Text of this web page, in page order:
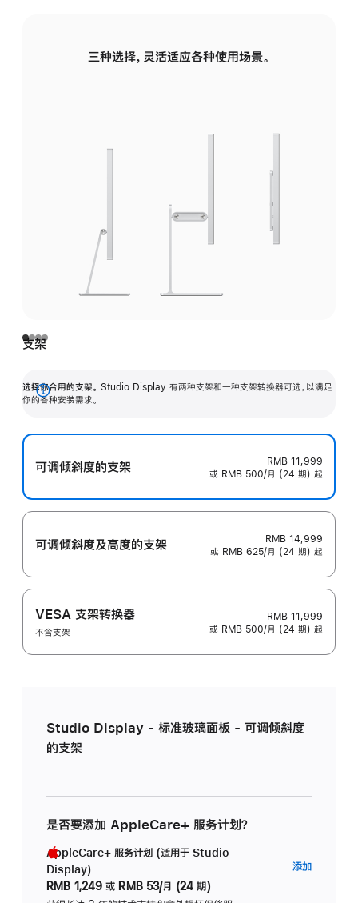
三种选择，灵活适应各种使用场景。
支架
选择你合用的支架。 Studio Display 有两种支架和一种支架转换器可选，以满足
你的各种安装需求。
展
可调倾斜度的支架
RMB 11,999
或 RMB 500/月 (24 期) 起
可调倾斜度及高‍度的支‍架
RMB 14,999
或 RMB 625/月 (24 期) 起
VESA 支架转换器
不含支架
RMB 11,999
或 RMB 500/月 (24 期) 起
Studio Display - 标准玻璃面板 - 可调倾斜度
的支架
是否要添加 AppleCare+ 服务计划？
AppleCare+ 服务计划 (适用于 Studio
Display)
RMB 1,249 或 RMB 53/月 (24 期)
添加